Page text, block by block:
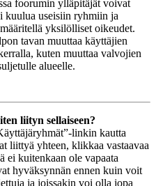
foorumin ylläpitäjät voivat
kuulua useisiin ryhmiin ja
yksilölliset oikeudet.
tavan muuttaa käyttäjien
kuten muuttaa valvojien
alueelle.
liityn sellaiseen?
linkin kautta
liittyä yhteen, klikkaa vastaavaa
ei kuitenkaan ole vapaata
hyväksynnän ennen kuin voit
ja joissakin voi olla jopa